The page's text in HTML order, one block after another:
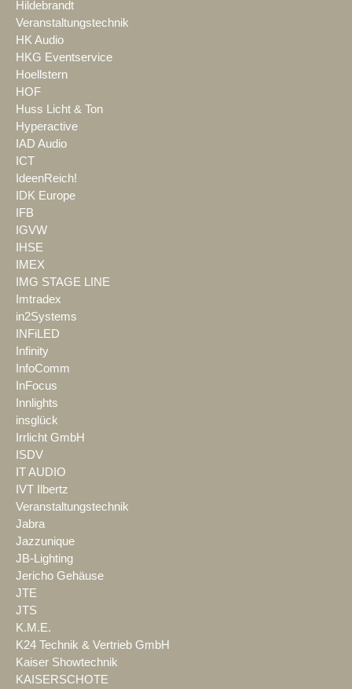
Hildebrandt
Veranstaltungstechnik
HK Audio
HKG Eventservice
Hoellstern
HOF
Huss Licht & Ton
Hyperactive
IAD Audio
ICT
IdeenReich!
IDK Europe
IFB
IGVW
IHSE
IMEX
IMG STAGE LINE
Imtradex
in2Systems
INFiLED
Infinity
InfoComm
InFocus
Innlights
insglück
Irrlicht GmbH
ISDV
IT AUDIO
IVT Ilbertz
Veranstaltungstechnik
Jabra
Jazzunique
JB-Lighting
Jericho Gehäuse
JTE
JTS
K.M.E.
K24 Technik & Vertrieb GmbH
Kaiser Showtechnik
KAISERSCHOTE